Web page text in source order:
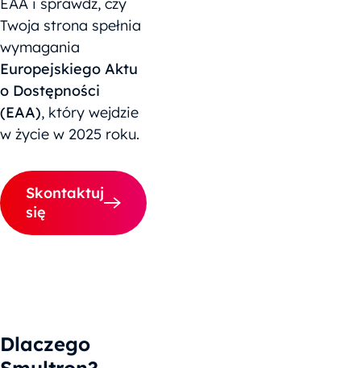
Twoja strona spełnia
wymagania
Europejskiego Aktu
o Dostępności
(EAA), który wejdzie
w życie w 2025 roku.
Skontaktuj
się
Dlaczego